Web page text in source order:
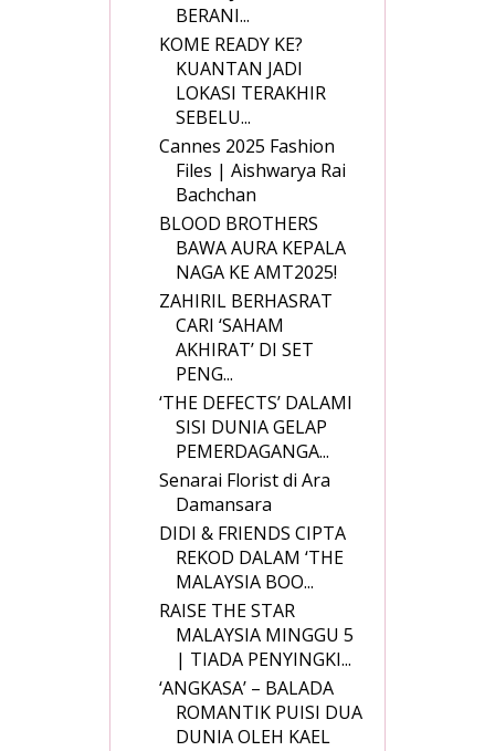
BERANI...
KOME READY KE?
KUANTAN JADI
LOKASI TERAKHIR
SEBELU...
Cannes 2025 Fashion
Files | Aishwarya Rai
Bachchan
BLOOD BROTHERS
BAWA AURA KEPALA
NAGA KE AMT2025!
ZAHIRIL BERHASRAT
CARI ‘SAHAM
AKHIRAT’ DI SET
PENG...
‘THE DEFECTS’ DALAMI
SISI DUNIA GELAP
PEMERDAGANGA...
Senarai Florist di Ara
Damansara
DIDI & FRIENDS CIPTA
REKOD DALAM ‘THE
MALAYSIA BOO...
RAISE THE STAR
MALAYSIA MINGGU 5
| TIADA PENYINGKI...
‘ANGKASA’ – BALADA
ROMANTIK PUISI DUA
DUNIA OLEH KAEL